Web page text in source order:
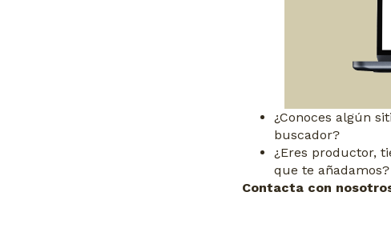
¿Conoces algún
buscador?
¿Eres productor,
que te añadamos?
Contacta con